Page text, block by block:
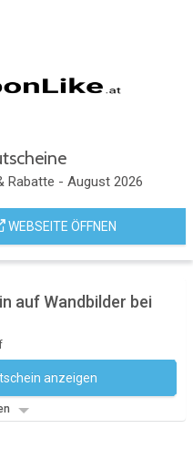
Rabatte - August 2026
WEBSEITE ÖFFNEN
auf Wandbilder bei
anzeigen